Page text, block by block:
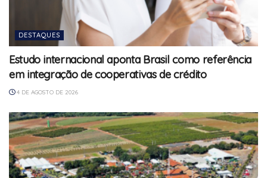
DESTAQUES
Estudo internacional aponta Brasil como referência
em integração de cooperativas de crédito
4 DE AGOSTO DE 2026